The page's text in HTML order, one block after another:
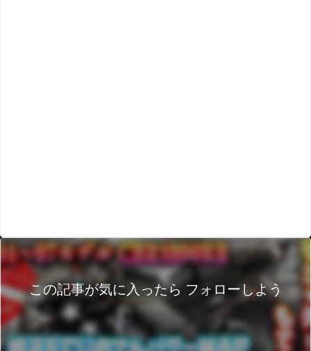
この記事が気に入ったら フォローしよう